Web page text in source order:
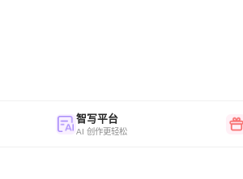
智写平台
AI 创作更轻松